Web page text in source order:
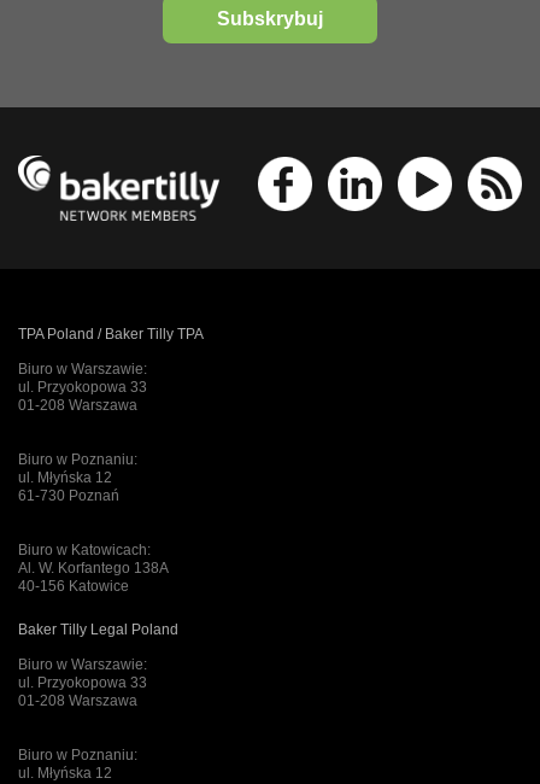
Subskrybuj
TPA Poland / Baker Tilly TPA
Biuro w Warszawie:
ul. Przyokopowa 33
01-208 Warszawa
Biuro w Poznaniu:
ul. Młyńska 12
61-730 Poznań
Biuro w Katowicach:
Al. W. Korfantego 138A
40-156 Katowice
Baker Tilly Legal Poland
Biuro w Warszawie:
ul. Przyokopowa 33
01-208 Warszawa
Biuro w Poznaniu:
ul. Młyńska 12